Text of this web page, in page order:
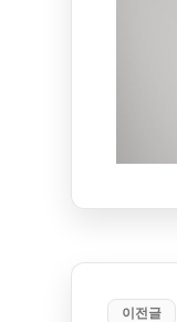
이전글